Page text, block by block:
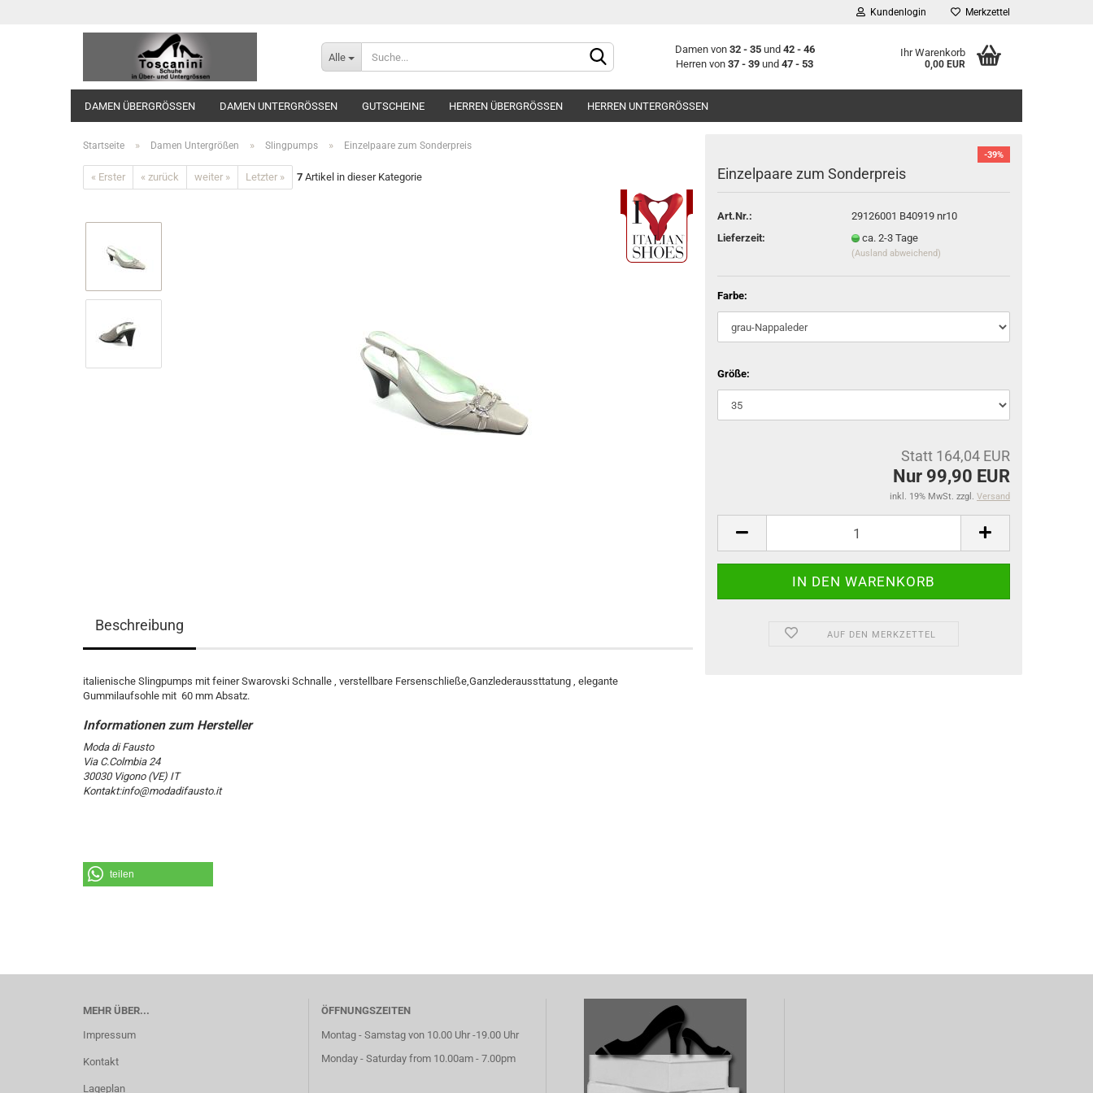
Kundenlogin
Konto erstellen
Merkzettel
Alle
Damen von 32 - 35und 42 - 46
Herren von37 - 39 und47 - 53
Ihr Warenkorb
0,00 EUR
DAMEN ÜBERGRÖSSEN DAMEN UNTERGRÖSSEN GUTSCHEINE HERREN ÜBERGRÖSSEN HERREN UNTERGRÖSSEN
Startseite » Damen Untergrößen » Slingpumps » Einzelpaare zum Sonderpreis
« Erster « zurück weiter » Letzter » 7 Artikel in dieser Kategorie
-39%
Einzelpaare zum Sonderpreis
Art.Nr.:
29126001 B40919 nr10
Lieferzeit:
ca. 2-3 Tage
(Ausland abweichend)
Farbe:
Größe:
Statt 164,04 EUR
Nur 99,90 EUR
inkl. 19% MwSt. zzgl. Versand
AUF DEN MERKZETTEL
Beschreibung
italienische Slingpumps mit feiner Swarovski Schnalle , verstellbare Fersenschließe,Ganzlederaussttatung , elegante
Gummilaufsohle mit 60 mm Absatz.
Moda di Fausto
Via C.Colmbia 24
30030 Vigono (VE) IT
Kontakt:info@modadifausto.it
teilen
MEHR ÜBER...
Impressum
Kontakt
Lageplan
ÖFFNUNGSZEITEN
Montag - Samstag von 10.00 Uhr -19.00 Uhr
Monday - Saturday from 10.00am - 7.00pm